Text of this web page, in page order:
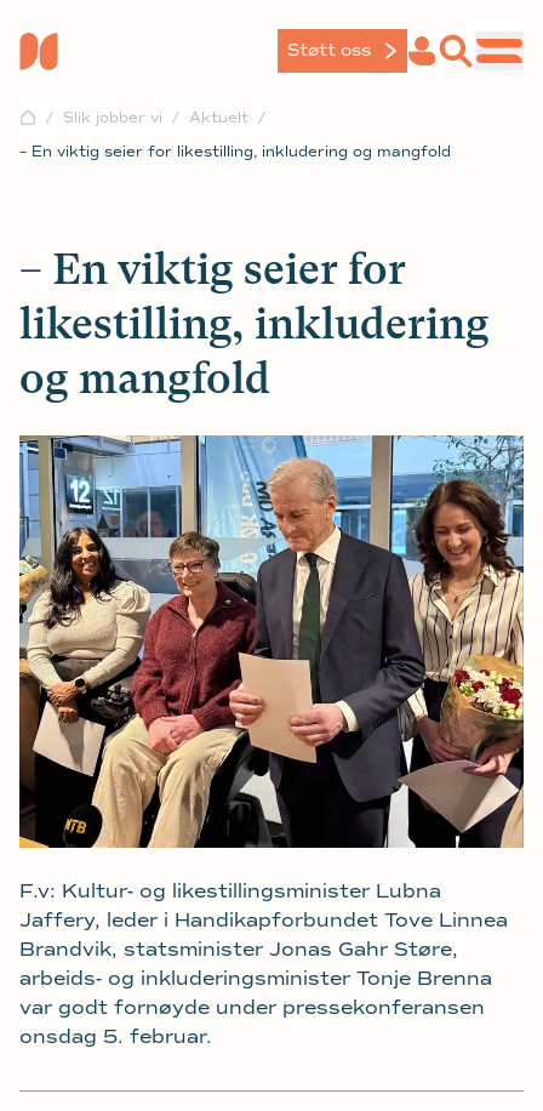
Støtt oss
Slik jobber vi
Aktuelt
– En viktig seier for likestilling, inkludering og mangfold
– En viktig seier for
likestilling, inkludering
og mangfold
F.v: Kultur- og likestillingsminister Lubna
Jaffery, leder i Handikapforbundet Tove Linnea
Brandvik, statsminister Jonas Gahr Støre,
arbeids- og inkluderingsminister Tonje Brenna
var godt fornøyde under pressekonferansen
onsdag 5. februar.